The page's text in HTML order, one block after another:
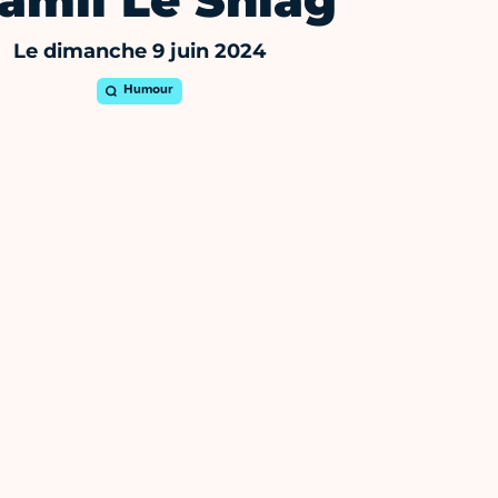
Le dimanche 9 juin 2024
Humour